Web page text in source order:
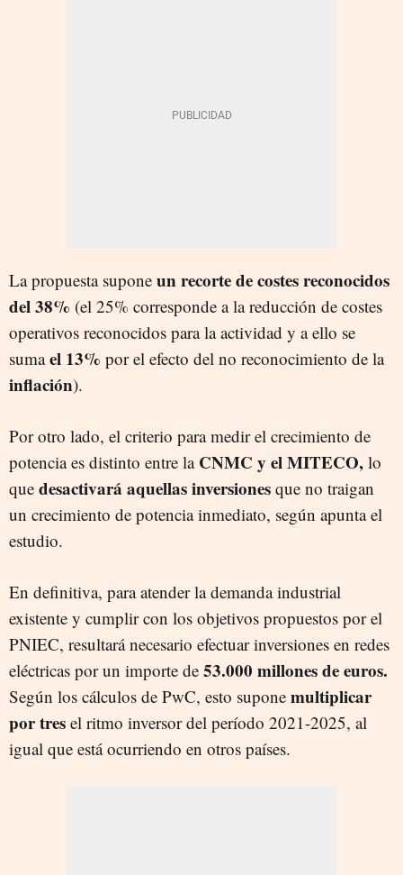
La propuesta supone un recorte de costes reconocidos
del 38% (el 25% corresponde a la reducción de costes
operativos reconocidos para la actividad y a ello se
sumael 13% por el efecto del no reconocimiento de la
inflación).
Por otro lado, el criterio para medir el crecimiento de
potencia es distinto entre laCNMC y el MITECO, lo
que desactivará aquellas inversiones que no traigan
un crecimiento de potencia inmediato, según apunta el
estudio.
En definitiva, para atender la demanda industrial
existente y cumplir con los objetivos propuestos por el
PNIEC, resultará necesario efectuar inversiones en redes
eléctricas por un importe de 53.000 millones de euros.
Según los cálculos de PwC, esto supone multiplicar
por tres el ritmo inversor del período 2021-2025, al
igual que está ocurriendo en otros países.